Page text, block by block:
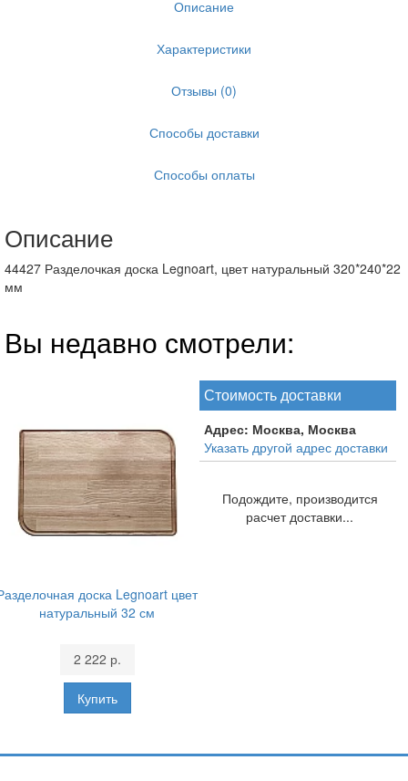
Описание
Характеристики
Отзывы (0)
Способы доставки
Способы оплаты
Описание
44427 Разделочкая доска Legnoart, цвет натуральный 320*240*22
мм
Вы недавно смотрели:
доска Legnoart цвет
натуральный 32 см
2 222 р.
Стоимость доставки
Адрес: Москва, Москва
Указать другой адрес доставки
Подождите, производится
расчет доставки...